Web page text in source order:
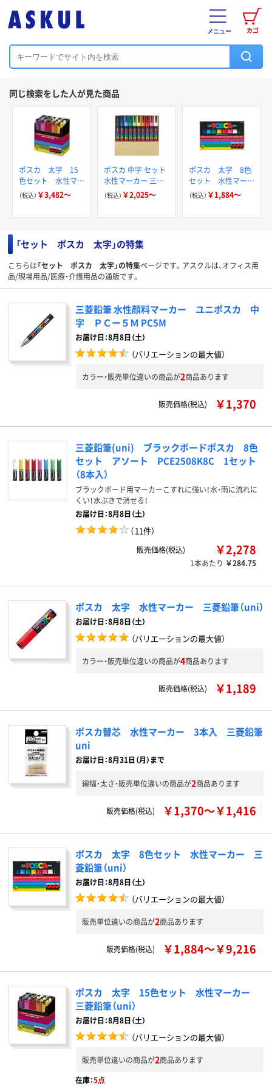
カゴ
メニュー
同じ検索をした人が見た商品
ポスカ 太字 15
色セット 水性マー
カー 三菱鉛筆
（税込） ￥3,482～
ポスカ 中字 セット
水性マーカー 三菱
鉛筆（uni）
（税込） ￥2,025～
ポスカ 太字 8色
セット 水性マーカ
ー 三菱鉛筆（uni）
（税込） ￥1,884～
「セット ポスカ 太字」の特集
こちらは「セット ポスカ 太字」の特集ページです。アスクルは、オフィス用
品/現場用品/医療・介護用品の通販です。
三菱鉛筆 水性顔料マーカー ユニポスカ 中
字 ＰＣー５Ｍ PC5M
お届け日：8月8日（土）
（バリエーションの最大値）
カラー・販売単位違いの商品が2商品あります
販売価格(税込) ￥1,370
三菱鉛筆(uni) ブラックボードポスカ 8色
セット アソート PCE2508K8C 1セット
（8本入）
ブラックボード用マーカーこすれに強い！水・雨に流れに
くい！水ぶきで消せる！
お届け日：8月8日（土）
（11件）
販売価格(税込) ￥2,278
1本あたり ￥284.75
ポスカ 太字 水性マーカー 三菱鉛筆（uni）
お届け日：8月8日（土）
（バリエーションの最大値）
カラー・販売単位違いの商品が4商品あります
販売価格(税込) ￥1,189
ポスカ替芯 水性マーカー 3本入 三菱鉛筆
uni
お届け日：8月31日（月）まで
線幅・太さ・販売単位違いの商品が2商品あります
販売価格(税込) ￥1,370～￥1,416
ポスカ 太字 8色セット 水性マーカー 三
菱鉛筆（uni）
お届け日：8月8日（土）
（バリエーションの最大値）
販売単位違いの商品が2商品あります
販売価格(税込) ￥1,884～￥9,216
ポスカ 太字 15色セット 水性マーカー
三菱鉛筆（uni）
お届け日：8月8日（土）
（バリエーションの最大値）
販売単位違いの商品が2商品あります
在庫：5点